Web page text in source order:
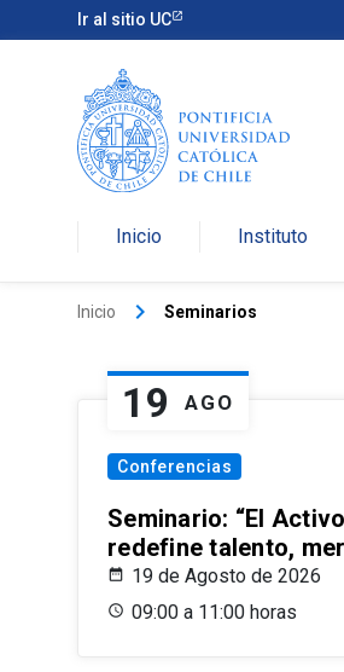
Ir al sitio UC
Inicio Instituto
Inicio keyboard_arrow_right Seminarios
19 AGO
Conferencias
Seminario: “El
redefine talento,
19 de Agosto de 2026
09:00 a 11:00 horas